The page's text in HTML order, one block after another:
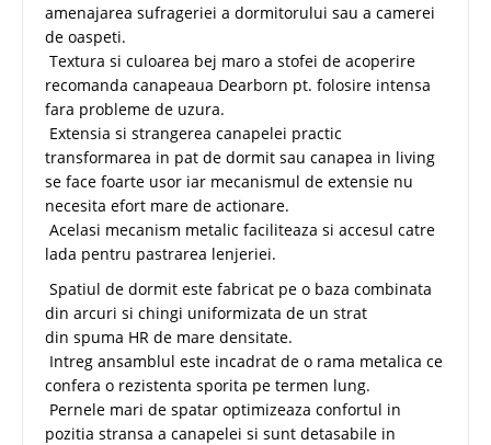
amenajarea sufrageriei a dormitorului sau a camerei
de oaspeti.
Textura si culoarea bej maro a stofei de acoperire
recomanda canapeaua Dearborn pt. folosire intensa
fara probleme de uzura.
Extensia si strangerea canapelei practic
transformarea in pat de dormit sau canapea in living
se face foarte usor iar mecanismul de extensie nu
necesita efort mare de actionare.
Acelasi mecanism metalic faciliteaza si accesul catre
lada pentru pastrarea lenjeriei.
Spatiul de dormit este fabricat pe o baza combinata
din arcuri si chingi uniformizata de un strat
din spuma HR de mare densitate.
Intreg ansamblul este incadrat de o rama metalica ce
confera o rezistenta sporita pe termen lung.
Pernele mari de spatar optimizeaza confortul in
pozitia stransa a canapelei si sunt detasabile in